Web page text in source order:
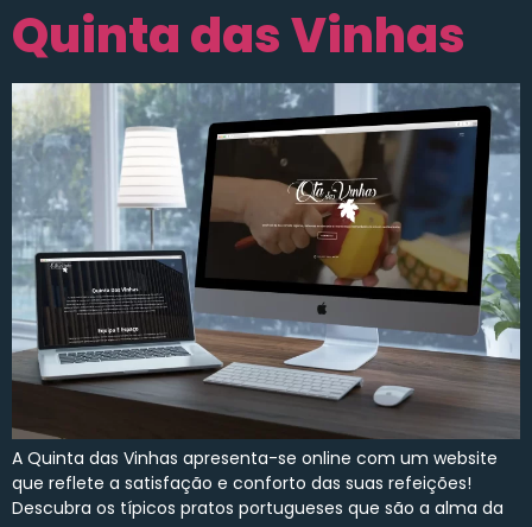
Quinta das Vinhas
A Quinta das Vinhas apresenta-se online com um website
que reflete a satisfação e conforto das suas refeições!
Descubra os típicos pratos portugueses que são a alma da